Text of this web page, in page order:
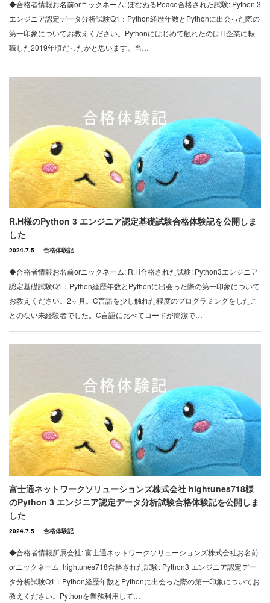
◆合格者情報お名前orニックネーム: ぽむぬるPeace合格された試験: Python 3
エンジニア認定データ分析試験Q1：Python経歴年数とPythonに出会った際の
第一印象についてお教えください。Pythonにはじめて触れたのはIT企業に転
職した2019年頃だったかと思います。当…
R.H様のPython 3 エンジニア認定基礎試験合格体験記を公開しま
した
2024.7.5 合格体験記
◆合格者情報お名前orニックネーム: R.H合格された試験: Python3エンジニア
認定基礎試験Q1：Python経歴年数とPythonに出会った際の第一印象について
お教えください。2ヶ月。C言語を少し触れた程度のプログラミングをしたこ
とのない未経験者でした。C言語に比べてコードが簡潔で…
富士通ネットワークソリューションズ株式会社 hightunes718様
のPython 3 エンジニア認定データ分析試験合格体験記を公開しま
した
2024.7.5 合格体験記
◆合格者情報所属会社: 富士通ネットワークソリューションズ株式会社お名前
orニックネーム: hightunes718合格された試験: Python3 エンジニア認定デー
タ分析試験Q1：Python経歴年数とPythonに出会った際の第一印象についてお
教えください。Pythonを業務利用して…